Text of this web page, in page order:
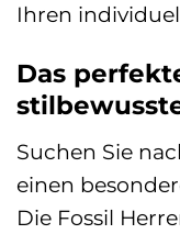
Ihren
Das
Suchen Sie
einen
Die Fossil